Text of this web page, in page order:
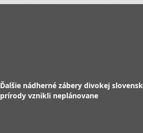
Ďalšie nádherné zábery divokej
prírody vznikli neplánovane